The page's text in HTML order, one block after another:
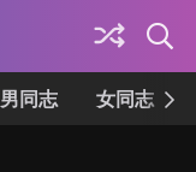
男同志 女同志